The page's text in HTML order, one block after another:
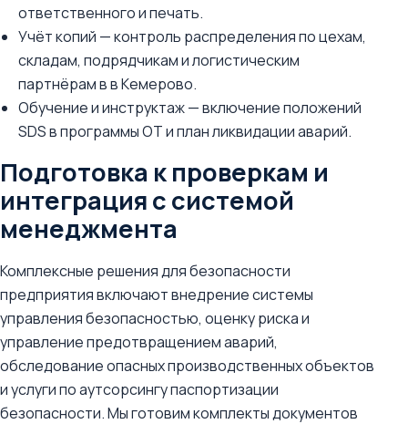
ответственного и печать.
Учёт копий — контроль распределения по цехам,
складам, подрядчикам и логистическим
партнёрам в в Кемерово.
Обучение и инструктаж — включение положений
SDS в программы ОТ и план ликвидации аварий.
Подготовка к проверкам и
интеграция с системой
менеджмента
Комплексные решения для безопасности
предприятия включают внедрение системы
управления безопасностью, оценку риска и
управление предотвращением аварий,
обследование опасных производственных объектов
и услуги по аутсорсингу паспортизации
безопасности. Мы готовим комплекты документов